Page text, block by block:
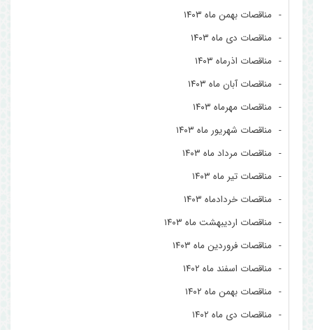
مناقصات بهمن ماه ۱۴۰۳
مناقصات دی ماه ۱۴۰۳
مناقصات اذرماه ۱۴۰۳
مناقصات آبان ماه ۱۴۰۳
مناقصات مهرماه ۱۴۰۳
مناقصات شهریور ماه ۱۴۰۳
مناقصات مرداد ماه ۱۴۰۳
مناقصات تیر ماه ۱۴۰۳
مناقصات خردادماه ۱۴۰۳
مناقصات اردیبهشت ماه ۱۴۰۳
مناقصات فروردین ماه ۱۴۰۳
مناقصات اسفند ماه ۱۴۰۲
مناقصات بهمن ماه ۱۴۰۲
مناقصات دی ماه ۱۴۰۲